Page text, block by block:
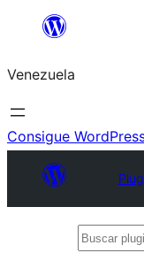
Saltar
contenido
Venezuela
Consigue
Buscar